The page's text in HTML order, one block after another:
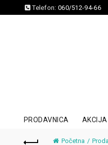
Telefon: 060/512-94-66
PRODAVNICA AKCIJA
Početna